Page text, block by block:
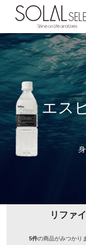
エス
リファ
5件の商品がみつかり